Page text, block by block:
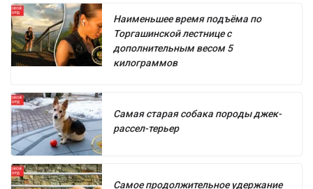
Наименьшее время подъёма по
Торгашинской лестнице с
дополнительным весом 5
килограммов
Самая старая собака породы джек-
рассел-терьер
Самое продолжительное удержание